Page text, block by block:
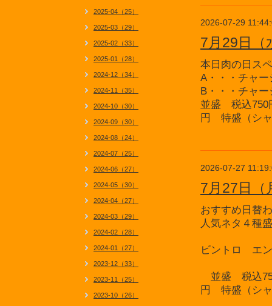
2026-07-29
7月29日（
本日肉の日ス
A・・・チャ
B・・・チャ
並盛 税込
円 特盛（シャ
2026-07-27
7月27日（
おすすめ日替
人気ネタ４種
ビントロ エ
並盛 税込
円 特盛（シャ
2025-04（25）
2025-03（29）
2025-02（33）
2025-01（28）
2024-12（34）
2024-11（35）
2024-10（30）
2024-09（30）
2024-08（24）
2024-07（25）
2024-06（27）
2024-05（30）
2024-04（27）
2024-03（29）
2024-02（28）
2024-01（27）
2023-12（33）
2023-11（25）
2023-10（26）